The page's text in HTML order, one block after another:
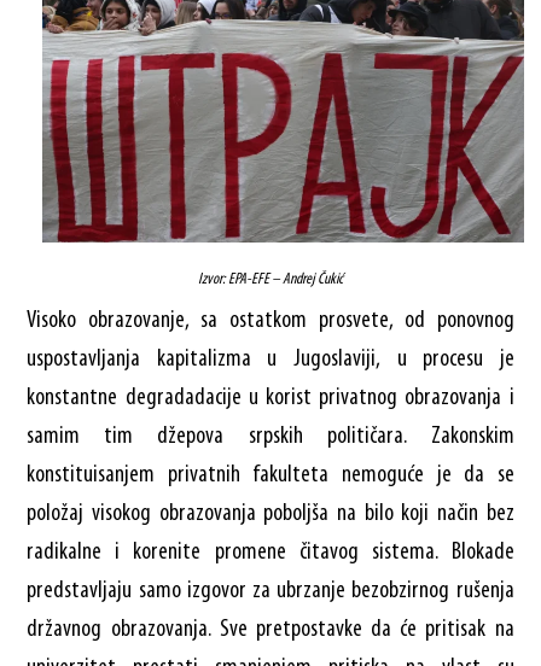
Izvor: EPA-EFE – Andrej Čukić
Visoko obrazovanje, sa ostatkom prosvete, od ponovnog
uspostavljanja kapitalizma u Jugoslaviji, u procesu je
konstantne degradadacije u korist privatnog obrazovanja i
samim tim džepova srpskih političara. Zakonskim
konstituisanjem privatnih fakulteta nemoguće je da se
položaj visokog obrazovanja poboljša na bilo koji način bez
radikalne i korenite promene čitavog sistema. Blokade
predstavljaju samo izgovor za ubrzanje bezobzirnog rušenja
državnog obrazovanja. Sve pretpostavke da će pritisak na